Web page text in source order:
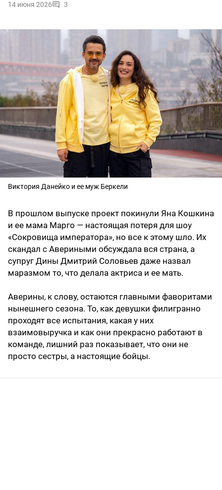
14 июня 2026 3
Виктория Данейко и ее муж Беркели
В прошлом выпуске проект покинули Яна Кошкина
и ее мама Марго — настоящая потеря для шоу
«Сокровища императора», но все к этому шло. Их
скандал с Авериными обсуждала вся страна, а
супруг Дины Дмитрий Соловьев даже назвал
маразмом то, что делала актриса и ее мать.
Аверины, к слову, остаются главными фаворитами
нынешнего сезона. То, как девушки филигранно
проходят все испытания, какая у них
взаимовыручка и как они прекрасно работают в
команде, лишний раз показывает, что они не
просто сестры, а настоящие бойцы.